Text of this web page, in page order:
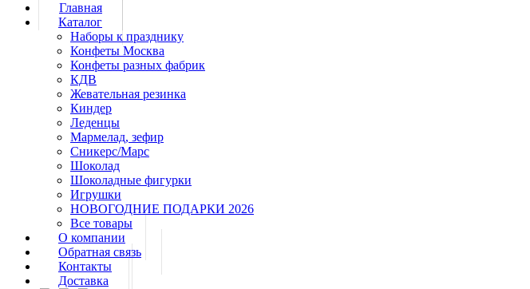
Главная
Каталог
Наборы к празднику
Конфеты Москва
Конфеты разных фабрик
КДВ
Жевательная резинка
Киндер
Леденцы
Мармелад, зефир
Сникерс/Марс
Шоколад
Шоколадные фигурки
Игрушки
НОВОГОДНИЕ ПОДАРКИ 2026
Все товары
О компании
Обратная связь
Контакты
Доставка